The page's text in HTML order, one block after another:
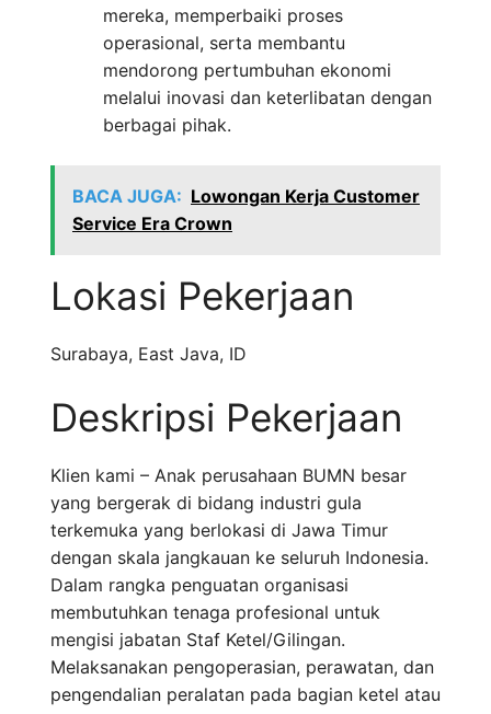
mereka, memperbaiki proses
operasional, serta membantu
mendorong pertumbuhan ekonomi
melalui inovasi dan keterlibatan dengan
berbagai pihak.
BACA JUGA: Lowongan Kerja Customer
Service Era Crown
Lokasi Pekerjaan
Surabaya, East Java, ID
Deskripsi Pekerjaan
Klien kami – Anak perusahaan BUMN besar
yang bergerak di bidang industri gula
terkemuka yang berlokasi di Jawa Timur
dengan skala jangkauan ke seluruh Indonesia.
Dalam rangka penguatan organisasi
membutuhkan tenaga profesional untuk
mengisi jabatan Staf Ketel/Gilingan.
Melaksanakan pengoperasian, perawatan, dan
pengendalian peralatan pada bagian ketel atau